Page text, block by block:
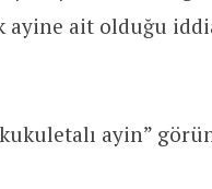
ayine ait olduğu
ayin”